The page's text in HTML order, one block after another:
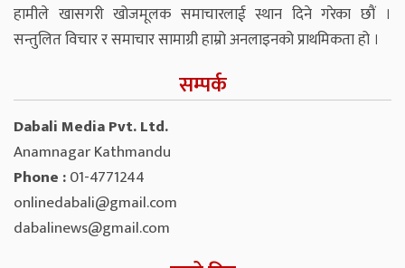
हामीले खासगरी खोजमूलक समाचारलाई स्थान दिने गरेका छौं ।
सन्तुलित विचार र समाचार सामाग्री हाम्रो अनलाइनको प्राथमिकता हो ।
सम्पर्क
Dabali Media Pvt. Ltd.
Anamnagar Kathmandu
Phone :01-4771244
onlinedabali@gmail.com
dabalinews@gmail.com